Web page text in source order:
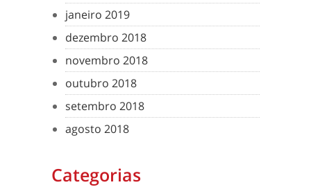
janeiro 2019
dezembro 2018
novembro 2018
outubro 2018
setembro 2018
agosto 2018
Categorias